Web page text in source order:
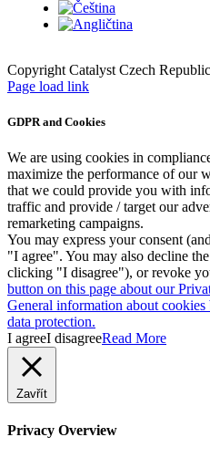
Copyright Catalyst Czech
Facebook
Instagram
Page load link
GDPR and Cookies
We are using cookies in
maximize the performance of our
that we could provide you with
traffic and provide / target our
remarketing campaigns.
You may express your consent
"I agree". You may also decline
clicking "I disagree"), or revoke
button on this page about our
General information about
data protection.
I agreeI disagreeRead More
Zavřít
Privacy Overview